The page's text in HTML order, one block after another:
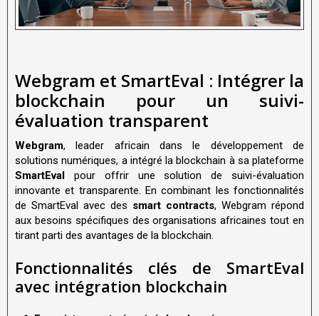
Webgram et SmartEval : Intégrer la
blockchain pour un suivi-
évaluation transparent
Webgram, leader africain dans le développement de
solutions numériques, a intégré la blockchain à sa plateforme
SmartEval pour offrir une solution de suivi-évaluation
innovante et transparente. En combinant les fonctionnalités
de SmartEval avec des smart contracts, Webgram répond
aux besoins spécifiques des organisations africaines tout en
tirant parti des avantages de la blockchain.
Fonctionnalités clés de SmartEval
avec intégration blockchain